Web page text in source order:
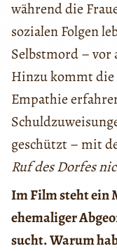
während die
sozialen Folgen
Selbstmord – vor
Hinzu kommt die
Empathie
geschützt – mit
Ruf des Dorfes
Im Film steht ein
ehemaliger
sucht. Warum